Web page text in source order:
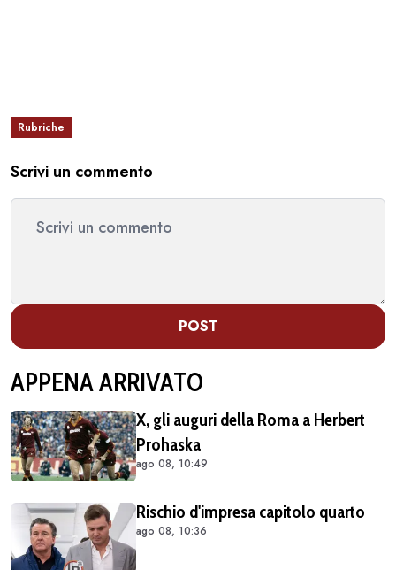
Rubriche
Scrivi un commento
POST
APPENA ARRIVATO
X, gli auguri della Roma a Herbert
Prohaska
ago 08, 10:49
Rischio d'impresa capitolo quarto
ago 08, 10:36